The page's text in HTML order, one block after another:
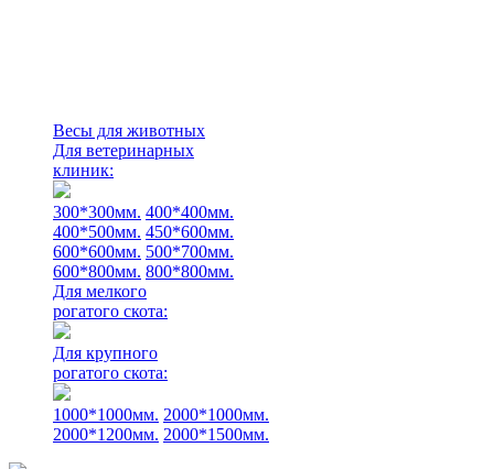
Весы для животных
Для ветеринарных
клиник:
300*300мм. 400*400мм.
400*500мм. 450*600мм.
600*600мм. 500*700мм.
600*800мм. 800*800мм.
Для мелкого
рогатого скота:
Для крупного
рогатого скота:
1000*1000мм. 2000*1000мм.
2000*1200мм. 2000*1500мм.